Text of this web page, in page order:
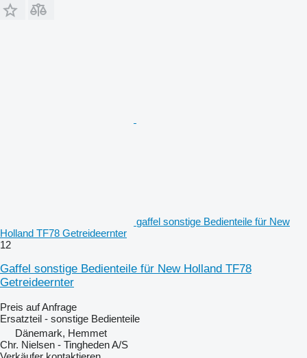
gaffel sonstige Bedienteile für New
Holland TF78 Getreideernter
12
Gaffel sonstige Bedienteile für New Holland TF78
Getreideernter
Preis auf Anfrage
Ersatzteil - sonstige Bedienteile
Dänemark, Hemmet
Chr. Nielsen - Tingheden A/S